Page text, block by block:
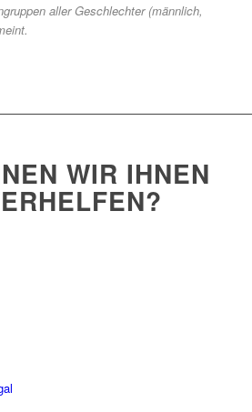
aller Geschlechter (männlich,
WIR IHNEN